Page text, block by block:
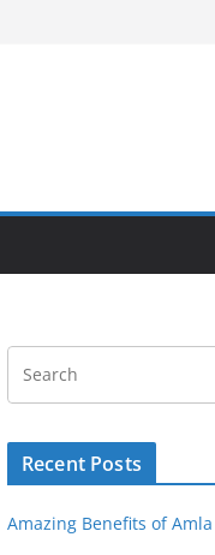
Recent Posts
Amazing Benefits of